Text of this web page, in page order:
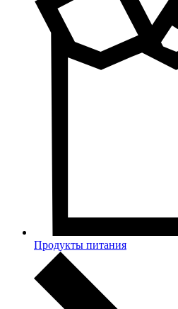
Продукты питания